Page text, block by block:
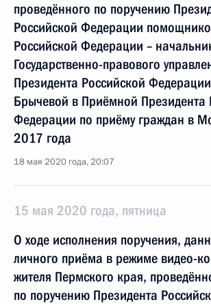
проведённого по поручению
Российской Федерации
Российской Федерации –
Государственно-правового
Президента Российской
Брычевой в Приёмной Президента
Федерации по приёму граждан в
2017 года
18 мая 2020 года, 20:07
15 мая 2020 года, пятница
О ходе исполнения поручения,
личного приёма в режиме видео-
жителя Пермского края,
по поручению Президента